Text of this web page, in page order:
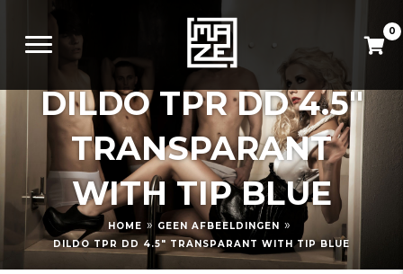
0
DILDO TPR DD 4.5″
TRANSPARANT
WITH TIP BLUE
HOME » GEEN AFBEELDINGEN »
DILDO TPR DD 4.5″ TRANSPARANT WITH TIP BLUE